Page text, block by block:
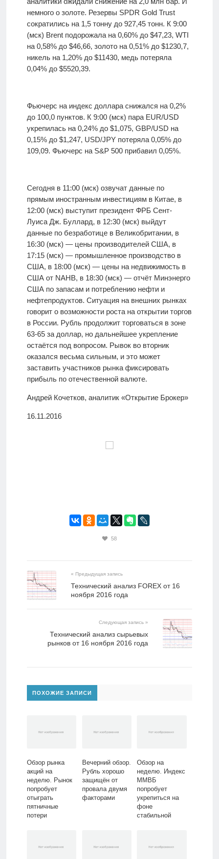
немного о золоте. Резервы SPDR Gold Trust
сократились на 1,5 тонну до 927,45 тонн. К 9:00
(мск) Brent подорожала на 0,60% до $47,23, WTI
на 0,58% до $46,66, золото на 0,51% до $1230,7,
никель на 1,20% до $11430, медь потеряла
0,04% до $5520,39.
Фьючерс на индекс доллара снижался на 0,2%
до 100,0 пунктов. К 9:00 (мск) пара EUR/USD
укрепилась на 0,24% до $1,075, GBP/USD на
0,15% до $1,247, USD/JPY потеряла 0,05% до
109,09. Фьючерс на S&P 500 прибавил 0,05%.
Сегодня в 11:00 (мск) озвучат данные по
прямым иностранным инвестициям в Китае, в
12:00 (мск) выступит президент ФРБ Сент-
Луиса Дж. Буллард, в 12:30 (мск) выйдут
данные по безработице в Великобритании, в
16:30 (мск) — цены производителей США, в
17:15 (мск) — промышленное производство в
США, в 18:00 (мск) — цены на недвижимость в
США от NAHB, в 18:30 (мск) — отчёт Минэнерго
США по запасам и потреблению нефти и
нефтепродуктов. Ситуация на внешних рынках
говорит о возможности роста на открытии торгов
в России. Рубль продолжит торговаться в зоне
63-65 за доллар, но дальнейшее укрепление
остаётся под вопросом. Рывок во вторник
оказался весьма сильным, и это может
заставить участников рынка фиксировать
прибыль по отечественной валюте.
Андрей Кочетков, аналитик «Открытие Брокер»
16.11.2016
58
« Предыдущая запись
​Технический анализ FOREX от 16
ноября 2016 года
Следующая запись »
​Технический анализ сырьевых
рынков от 16 ноября 2016 года
ПОХОЖИЕ ЗАПИСИ
Обзор рынка
акций на
неделю. Рынок
попробует
отыграть
пятничные
потери
Вечерний обзор.
Рубль хорошо
защищён от
провала двумя
факторами
Обзор на
неделю. Индекс
ММВБ
попробует
укрепиться на
фоне
стабильной